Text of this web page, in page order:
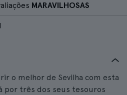
MARAVILHOSAS
o melhor de Sevilha com esta
por três dos seus tesouros